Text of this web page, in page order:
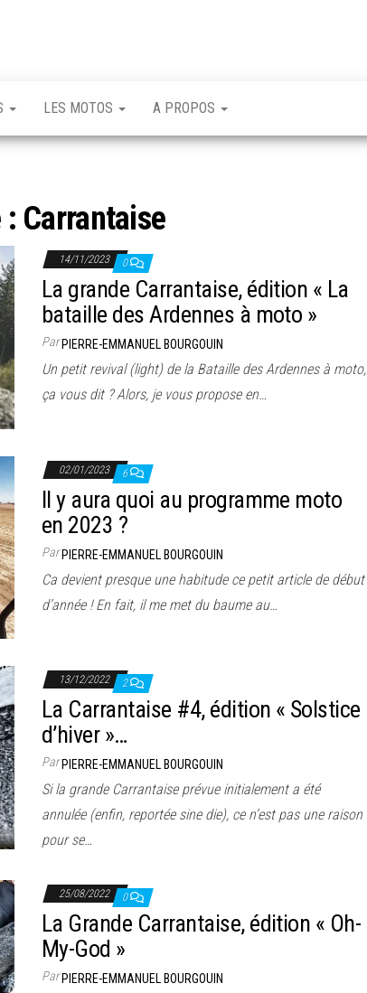
LES MOTOS A PROPOS
: Carrantaise
14/11/2023 0
La grande Carrantaise, édition « La
bataille des Ardennes à moto »
ParPIERRE-EMMANUEL BOURGOUIN
Un petit revival (light) de la Bataille des Ardennes à moto,
ça vous dit ? Alors, je vous propose en…
02/01/2023 6
Il y aura quoi au programme moto
en 2023 ?
ParPIERRE-EMMANUEL BOURGOUIN
Ca devient presque une habitude ce petit article de début
d’année ! En fait, il me met du baume au…
13/12/2022 2
La Carrantaise #4, édition « Solstice
d’hiver »…
ParPIERRE-EMMANUEL BOURGOUIN
Si la grande Carrantaise prévue initialement a été
annulée (enfin, reportée sine die), ce n’est pas une raison
pour se…
25/08/2022 0
La Grande Carrantaise, édition « Oh-
My-God »
ParPIERRE-EMMANUEL BOURGOUIN